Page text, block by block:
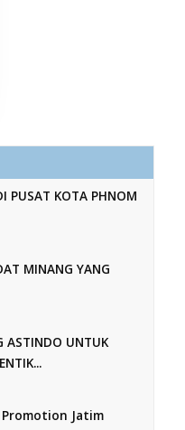
PUSAT KOTA PHNOM
MINANG YANG
ASTINDO UNTUK
Jatim